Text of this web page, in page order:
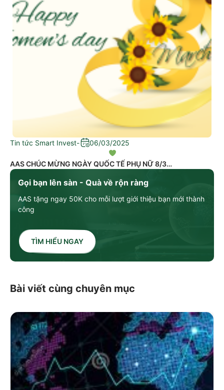
Gọi bạn lên sàn - Quà về rộn ràng
AAS tặng ngay 50K cho mỗi lượt giới thiệu bạn mới thành
công
TÌM HIỂU NGAY
Tin tức Smart Invest- 06/03/2025
AAS CHÚC MỪNG NGÀY QUỐC TẾ PHỤ NỮ 8/3
Bài viết cùng chuyên mục